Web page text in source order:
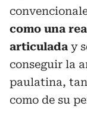
como una
articulada y
conseguir la
paulatina,
como de su